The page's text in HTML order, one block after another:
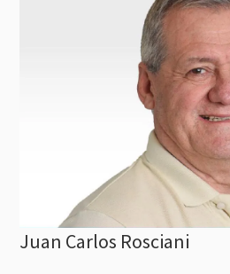
Juan Carlos Rosciani